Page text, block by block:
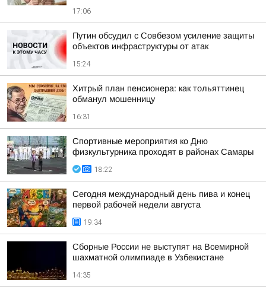
17:06
Путин обсудил с Совбезом усиление защиты
объектов инфраструктуры от атак
15:24
Хитрый план пенсионера: как тольяттинец
обманул мошенницу
16:31
Спортивные мероприятия ко Дню
физкультурника проходят в районах Самары
18:22
Сегодня международный день пива и конец
первой рабочей недели августа
19:34
Сборные России не выступят на Всемирной
шахматной олимпиаде в Узбекистане
14:35